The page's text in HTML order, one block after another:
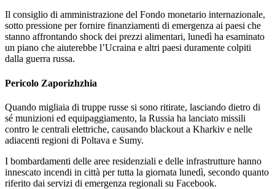
Il consiglio di amministrazione del Fondo monetario internazionale,
sotto pressione per fornire finanziamenti di emergenza ai paesi che
stanno affrontando shock dei prezzi alimentari, lunedì ha esaminato
un piano che aiuterebbe l’Ucraina e altri paesi duramente colpiti
dalla guerra russa.
Pericolo Zaporizhzhia
Quando migliaia di truppe russe si sono ritirate, lasciando dietro di
sé munizioni ed equipaggiamento, la Russia ha lanciato missili
contro le centrali elettriche, causando blackout a Kharkiv e nelle
adiacenti regioni di Poltava e Sumy.
I bombardamenti delle aree residenziali e delle infrastrutture hanno
innescato incendi in città per tutta la giornata lunedì, secondo quanto
riferito dai servizi di emergenza regionali su Facebook.